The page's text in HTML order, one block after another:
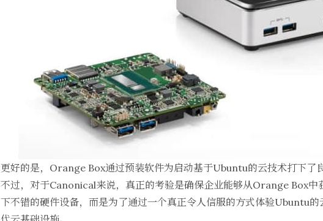
更好的是，Orange Box通过预装软件为启动基于Ubuntu的云技术打下了良
不过，对于Canonical来说，真正的考验是确保企业能够从Orange Box中
下不错的硬件设备，而是为了通过一个真正令人信服的方式体验Ubuntu